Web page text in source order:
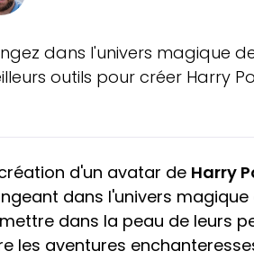
dans l'univers magique
outils pour créer Harry
d'un avatar de Harry
dans l'univers
dans la peau de leurs
les aventures